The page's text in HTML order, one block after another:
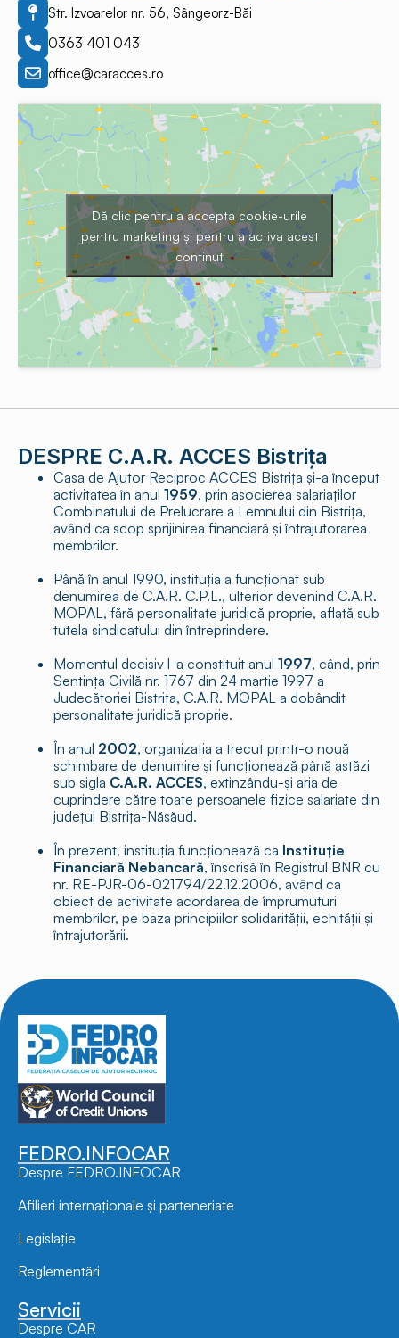
Str. Izvoarelor nr. 56, Sângeorz-Băi
0363 401 043
office@caracces.ro
Dă clic pentru a accepta cookie-urile
pentru marketing și pentru a activa acest
conținut
DESPRE C.A.R. ACCES Bistrița
Casa de Ajutor Reciproc ACCES Bistrița și-a început
activitatea în anul 1959, prin asocierea salariaților
Combinatului de Prelucrare a Lemnului din Bistrița,
având ca scop sprijinirea financiară și întrajutorarea
membrilor.
Până în anul 1990, instituția a funcționat sub
denumirea de C.A.R. C.P.L., ulterior devenind C.A.R.
MOPAL, fără personalitate juridică proprie, aflată sub
tutela sindicatului din întreprindere.
Momentul decisiv l-a constituit anul 1997, când, prin
Sentința Civilă nr. 1767 din 24 martie 1997 a
Judecătoriei Bistrița, C.A.R. MOPAL a dobândit
personalitate juridică proprie.
În anul 2002, organizația a trecut printr-o nouă
schimbare de denumire și funcționează până astăzi
sub sigla C.A.R. ACCES, extinzându-și aria de
cuprindere către toate persoanele fizice salariate din
județul Bistrița-Năsăud.
În prezent, instituția funcționează ca Instituție
Financiară Nebancară, înscrisă în Registrul BNR cu
nr. RE-PJR-06-021794/22.12.2006, având ca
obiect de activitate acordarea de împrumuturi
membrilor, pe baza principiilor solidarității, echității și
întrajutorării.
FEDRO.INFOCAR
Despre FEDRO.INFOCAR
Afilieri internaționale și parteneriate
Legislație
Reglementări
Servicii
Despre CAR